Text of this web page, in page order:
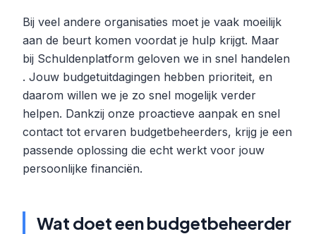
Bij veel andere organisaties moet je vaak moeilijk
aan de beurt komen voordat je hulp krijgt. Maar
bij Schuldenplatform geloven we in snel handelen
. Jouw budgetuitdagingen hebben prioriteit, en
daarom willen we je zo snel mogelijk verder
helpen. Dankzij onze proactieve aanpak en snel
contact tot ervaren budgetbeheerders, krijg je een
passende oplossing die echt werkt voor jouw
persoonlijke financiën.
Wat doet een budgetbeheerder